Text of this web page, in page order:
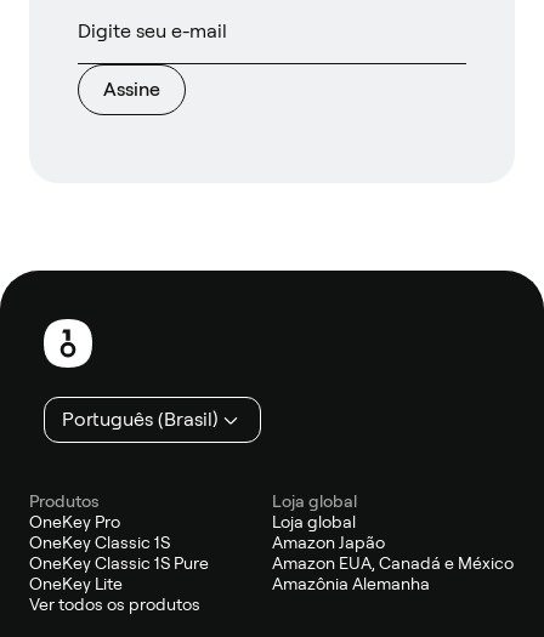
Assine
Rodapé
Português (Brasil)
Produtos
OneKey Pro
OneKey Classic 1S
OneKey Classic 1S Pure
OneKey Lite
Ver todos os produtos
Loja global
Loja global
Amazon Japão
Amazon EUA, Canadá e México
Amazônia Alemanha